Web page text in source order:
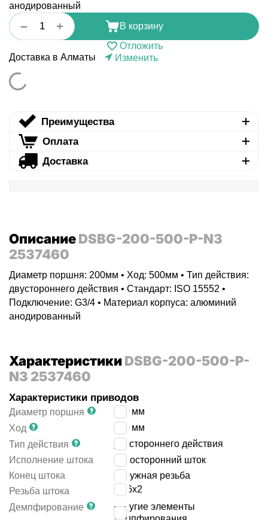
анодированный
+
−
В корзину
Отложить
Доставка в Алматы
Изменить
Преимущества
Оплата
Доставка
ОписаниеDSBG-200-500-P-N3
2537460
Диаметр поршня: 200мм • Ход: 500мм • Тип действия:
двустороннего действия • Стандарт: ISO 15552 •
Подключение: G3/4 • Материал корпуса: алюминий
анодированный
ХарактеристикиDSBG-200-500-P-
N3 2537460
Характеристики приводов
Диаметр поршня 200 мм
Ход
500 мм
Тип действия
двустороннего действия
Исполнение штока
односторонний шток
Конец штока
наружная резьба
Резьба штока
M36x2
Демпфирование
упругие элементы